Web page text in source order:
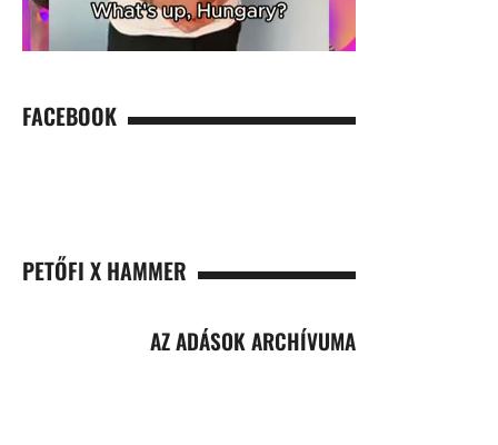
FACEBOOK
PETŐFI X HAMMER
AZ ADÁSOK ARCHÍVUMA